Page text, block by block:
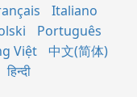
Italiano
Português
Việt
中文(简体)
हिन्दी